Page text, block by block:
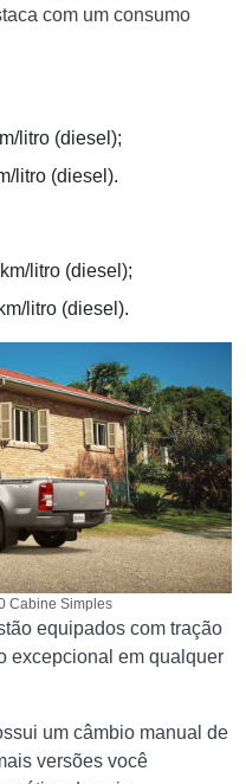
com um consumo
litro (diesel);
litro (diesel).
litro (diesel);
litro (diesel).
Cabine Simples
equipados com tração
excepcional em qualquer
um câmbio manual de
versões você